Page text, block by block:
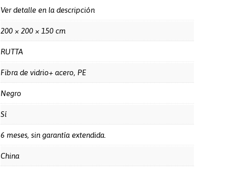
Ver detalle en la descripción
200 × 200 × 150 cm
RUTTA
Fibra de vidrio+ acero, PE
Negro
Sí
6 meses, sin garantía extendida.
China